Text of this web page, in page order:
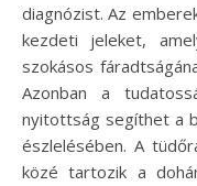
diagnózist. Az
kezdeti jeleket,
szokásos
Azonban a
nyitottság segíthet a
észlelésében. A
közé tartozik a